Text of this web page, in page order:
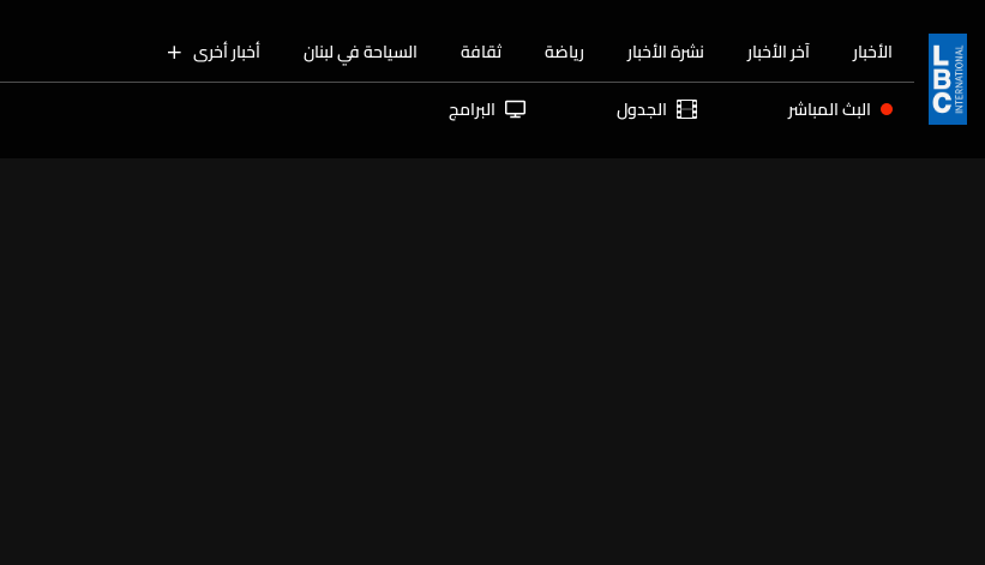
الأخبار آخر الأخبار نشرة الأخبار رياضة ثقافة السياحة في لبنان أخبار أخرى
البث المباشر الجدول البرامج